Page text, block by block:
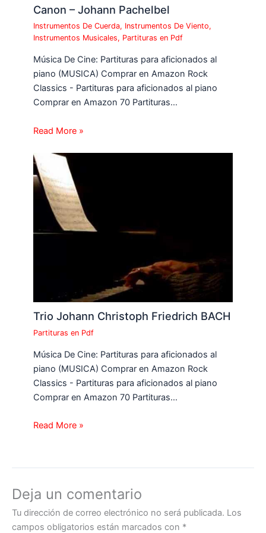
Canon – Johann Pachelbel
Instrumentos De Cuerda, Instrumentos De Viento,
Instrumentos Musicales, Partituras en Pdf
Música De Cine: Partituras para aficionados al
piano (MUSICA) Comprar en Amazon Rock
Classics - Partituras para aficionados al piano
Comprar en Amazon 70 Partituras…
Read More »
Trio Johann Christoph Friedrich BACH
Partituras en Pdf
Música De Cine: Partituras para aficionados al
piano (MUSICA) Comprar en Amazon Rock
Classics - Partituras para aficionados al piano
Comprar en Amazon 70 Partituras…
Read More »
Deja un comentario
Tu dirección de correo electrónico no será publicada. Los
campos obligatorios están marcados con *